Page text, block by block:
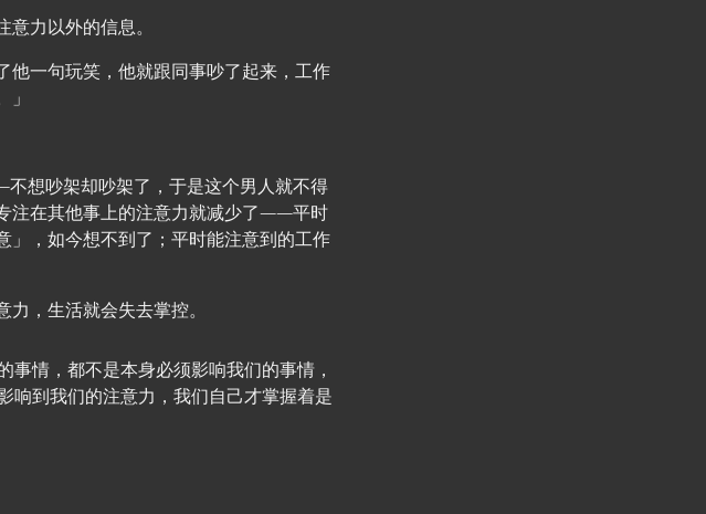
力以外的信息。
他一句玩笑，他就跟同事吵了起来，工作
想吵架却吵架了，于是这个男人就不得
注在其他事上的注意力就减少了——平时
，如今想不到了；平时能注意到的工作
，生活就会失去掌控。
情，都不是本身必须影响我们的事情，
响到我们的注意力，我们自己才掌握着是